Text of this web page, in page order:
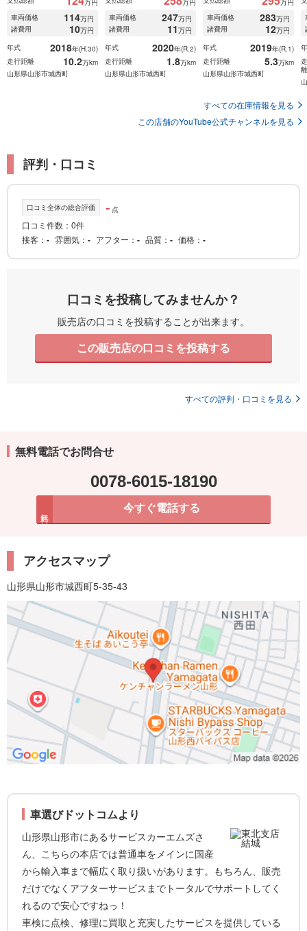
車両価格
114万円
諸費用
10万円
年式
2018年(H.30)
走行距離
10.2万km
山形県山形市城西町
車両価格
247万円
諸費用
11万円
年式
2020年(R.2)
走行距離
1.8万km
山形県山形市城西町
車両価格
283万円
諸費用
12万円
年式
2019年(R.1)
走行距離
5.3万km
山形県山形市城西町
離
すべての在庫情報を見る
この店舗のYouTube公式チャンネルを見る
評判・口コミ
口コミ全体の総合評価 - 点
口コミ件数：0件
接客
- 雰囲気 - アフター - 品質 - 価格 -
口コミを投稿してみませんか？
販売店の口コミを投稿することが出来ます。
この販売店の口コミを投稿する
すべての評判・口コミを見る
無料電話でお問合せ
0078-6015-18190
今すぐ電話する
アクセスマップ
山形県山形市城西町5-35-43
車選びドットコムより
山形県山形市にあるサービスカーエムズさ
ん、こちらの本店では普通車をメインに国産
から輸入車まで幅広く取り扱いがあります。もちろん、販売
だけでなくアフターサービスまでトータルでサポートしてく
れるので安心ですねっ！
車検に点検、修理に買取と充実したサービスを提供している